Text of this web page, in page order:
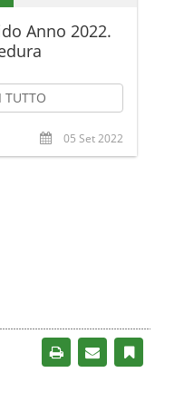
Anno 2022.
TUTTO
05 Set 2022